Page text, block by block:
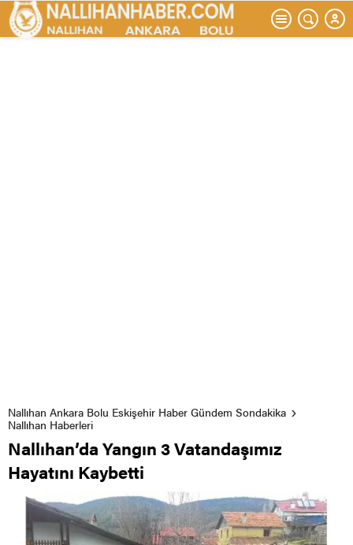
Nallıhan Ankara Bolu Eskişehir Haber Gündem Sondakika
Nallıhan Haberleri
Nallıhan’da Yangın 3 Vatandaşımız
Hayatını Kaybetti